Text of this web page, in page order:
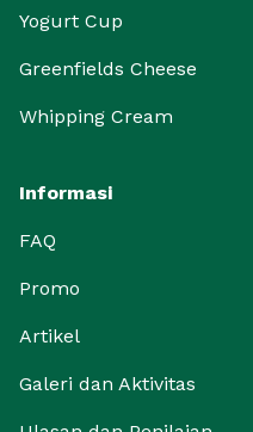
Yogurt Cup
Greenfields Cheese
Whipping Cream
Informasi
FAQ
Promo
Artikel
Galeri dan Aktivitas